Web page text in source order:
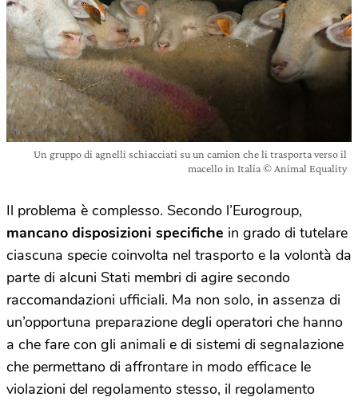
Un gruppo di agnelli schiacciati su un camion che li trasporta verso il
macello in Italia © Animal Equality
Il problema è complesso. Secondo l’Eurogroup,
mancano disposizioni specifiche in grado di tutelare
ciascuna specie coinvolta nel trasporto e la volontà da
parte di alcuni Stati membri di agire secondo
raccomandazioni ufficiali. Ma non solo, in assenza di
un’opportuna preparazione degli operatori che hanno
a che fare con gli animali e di sistemi di segnalazione
che permettano di affrontare in modo efficace le
violazioni del regolamento stesso, il regolamento